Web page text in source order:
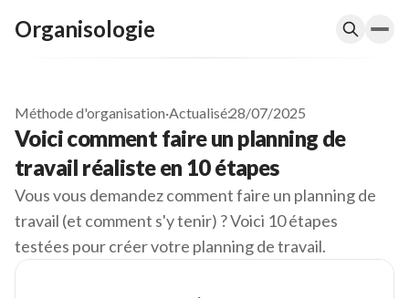
Organisologie
Méthode d'organisation·Actualisé:28/07/2025
Voici comment faire un planning de
travail réaliste en 10 étapes
Vous vous demandez comment faire un planning de
travail (et comment s'y tenir) ? Voici 10 étapes
testées pour créer votre planning de travail.